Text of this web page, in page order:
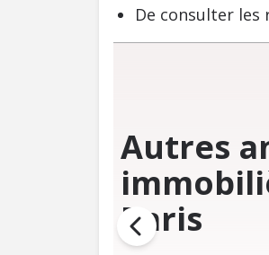
De consulter les
Autres
Paris